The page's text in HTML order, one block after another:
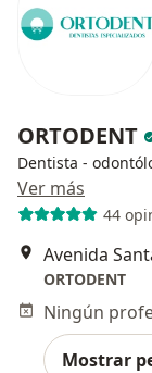
ORTODENT
Dentista -
Ver más
44
Avenida
ORTODENT
Mostrar